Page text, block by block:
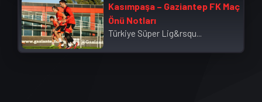
Kasımpaşa – Gaziantep FK Maç
Önü Notları
Türkiye Süper Lig&rsqu...